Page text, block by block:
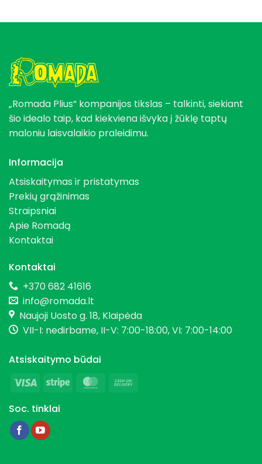
„Romada Plius“ kompanijos tikslas – talkinti, siekiant
šio idealo taip, kad kiekviena išvyka į žūklę taptų
maloniu laisvalaikio praleidimu.
Informacija
Atsiskaitymas ir pristatymas
Prekių grąžinimas
Straipsniai
Apie Romadą
Kontaktai
Kontaktai
+370 682 41616
info@romada.lt
Naujoji Uosto g. 18, Klaipėda
VII-I: nedirbame, II-V: 7:00-18:00, VI: 7:00-14:00
Atsiskaitymo būdai
Visa
Stripe MasterCard
Soc. tinklai